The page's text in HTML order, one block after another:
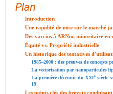
Plan
Introduction
Une rapidité de mise sur le marché
Des vaccins à ARNm, minoritaire en
Équité vs. Propriété industrielle
Un historique des tentatives
1985–2000 : des preuves de concepts
La vectorisation par nanoparticules
La première décennie du XXIe siècle
19
Les points clés des brevets